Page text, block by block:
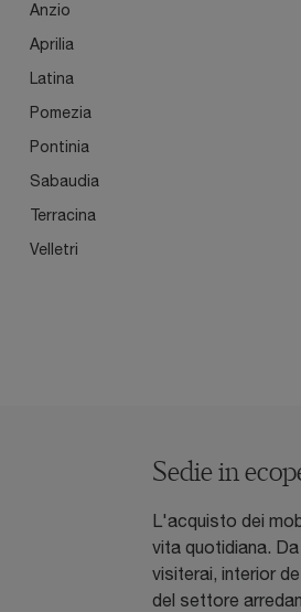
Anzio
Aprilia
Latina
Pomezia
Pontinia
Sabaudia
Terracina
Velletri
Sedie in
L'acquisto dei
vita quotidiana.
visiterai, interior
del settore